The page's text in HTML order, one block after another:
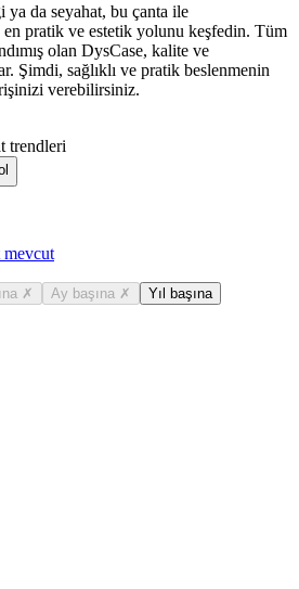
da seyahat, bu çanta ile
pratik ve estetik yolunu keşfedin. Tüm
olan DysCase, kalite ve
Şimdi, sağlıklı ve pratik beslenmenin
verebilirsiniz.
trendleri
mevcut
✗ Ay başına ✗ Yıl başına